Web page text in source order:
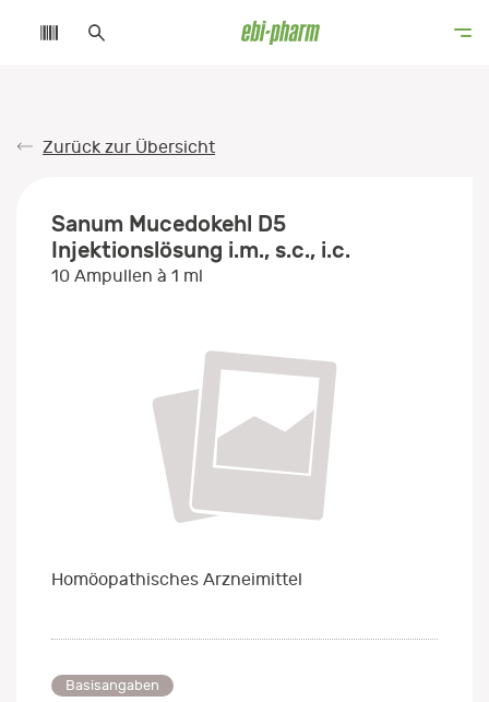
Zurück zur Übersicht
Sanum Mucedokehl D5
Injektionslösung i.m., s.c., i.c.
10 Ampullen à 1 ml
Homöopathisches Arzneimittel
Basisangaben